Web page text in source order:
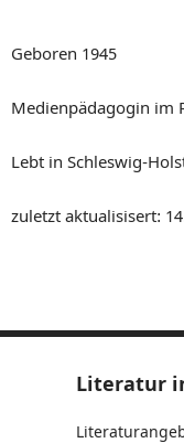
Geboren 1945
Medienpädagogin im
Lebt in Schleswig-
zuletzt aktualisisert:
Literatur